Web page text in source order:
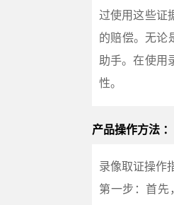
过使用这些证
的赔偿。无论
助手。在使用
性。
产品操作方法 ：
录像取证操作
第一步：首先